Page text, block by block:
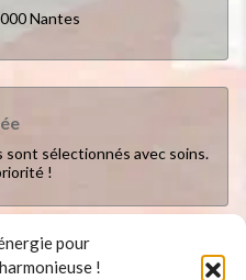
pour
!
Nantes
sont sélectionnés avec soins.
!